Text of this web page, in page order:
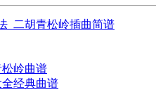
_二胡青松岭插曲简谱
岭曲谱
经典曲谱